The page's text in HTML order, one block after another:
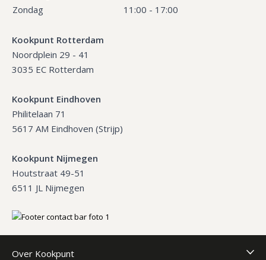
Zondag
11:00 - 17:00
Kookpunt Rotterdam
Noordplein 29 - 41
3035 EC Rotterdam
Kookpunt Eindhoven
Philitelaan 71
5617 AM Eindhoven (Strijp)
Kookpunt Nijmegen
Houtstraat 49-51
6511 JL Nijmegen
Over Kookpunt